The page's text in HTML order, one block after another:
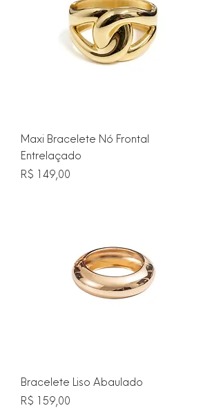
Maxi Bracelete Nó Frontal
Entrelaçado
Preço
R$ 149,00
Bracelete Liso Abaulado
Preço
R$ 159,00